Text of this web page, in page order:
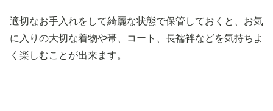
適切なお手入れをして綺麗な状態で保管しておくと、お気
に入りの大切な着物や帯、コート、長襦袢などを気持ちよ
く楽しむことが出来ます。